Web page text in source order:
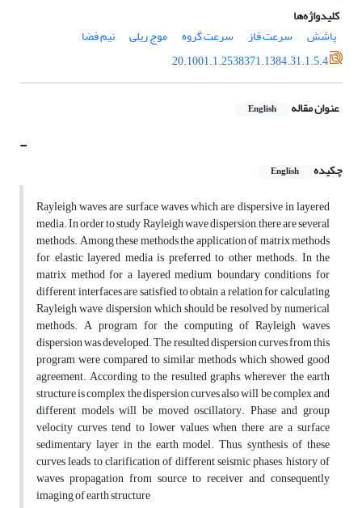
کلیدواژه‌ها
پاشش
سرعت فاز سرعت گروه موج ریلی
نیم فضا
20.1001.1.2538371.1384.31.1.5.4
عنوان مقاله English
-
چکیده English
Rayleigh waves are surface waves which are dispersive in layered
media. In order to study Rayleigh wave dispersion, there are several
methods. Among these methods the application of matrix methods
for elastic layered media is preferred to other methods. In the
matrix method for a layered medium, boundary conditions for
different interfaces are satisfied to obtain a relation for calculating
Rayleigh wave dispersion which should be resolved by numerical
methods. A program for the computing of Rayleigh waves
dispersion was developed. The resulted dispersion curves from this
program were compared to similar methods which showed good
agreement. According to the resulted graphs, wherever the earth
structure is complex the dispersion curves also will be complex and
different models will be moved oscillatory. Phase and group
velocity curves tend to lower values when there are a surface
sedimentary layer in the earth model. Thus, synthesis of these
curves leads to clarification of different seismic phases, history of
waves propagation from source to receiver and consequently
imaging of earth structure